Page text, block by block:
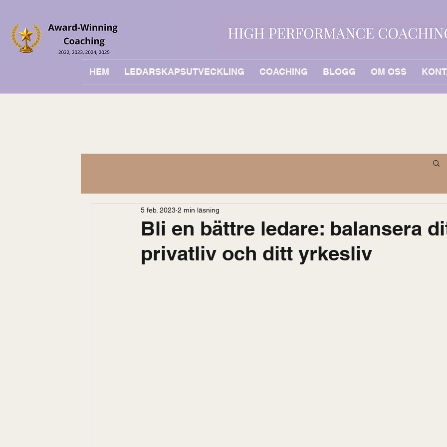
HEM LEDARSKAPSUTVECKLING COACHING BLOGG OM OSS
Bli en bättre ledare: balansera
privatliv och ditt yrkesliv
5 feb. 2023 2 min läsning